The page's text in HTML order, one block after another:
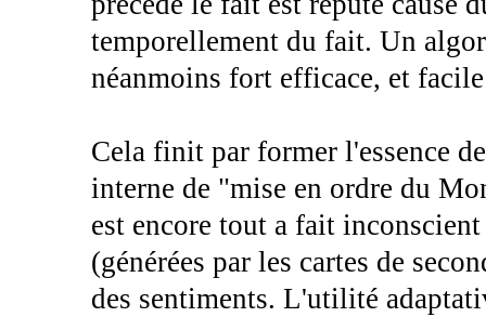
temporellement du fait. Un
néanmoins fort efficace, et
Cela finit par former l'essence
interne de "mise en ordre du
est encore tout a fait
(générées par les cartes de
des sentiments. L'utilité